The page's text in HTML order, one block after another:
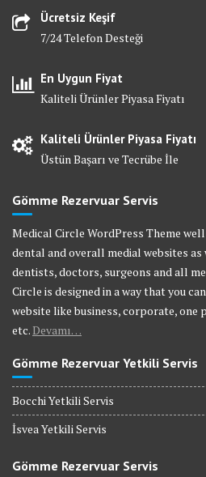
Ücretsiz Keşif
7/24 Telefon Desteği
En Uygun Fiyat
Kaliteli Ürünler Piyasa Fiyatı
Kaliteli Ürünler Piyasa Fiyatı
Üstün Başarı ve Tecrübe İle
Gömme Rezervuar Servis
Medical Circle WordPress Theme
dental and overall medial websites
dentists, doctors, surgeons and all
Circle is designed in a way that you
website like business, corporate, one
etc. Devamı…
Gömme Rezervuar Yetkili Servis
Bocchi Yetkili Servis
İsvea Yetkili Servis
Gömme Rezervuar Servis